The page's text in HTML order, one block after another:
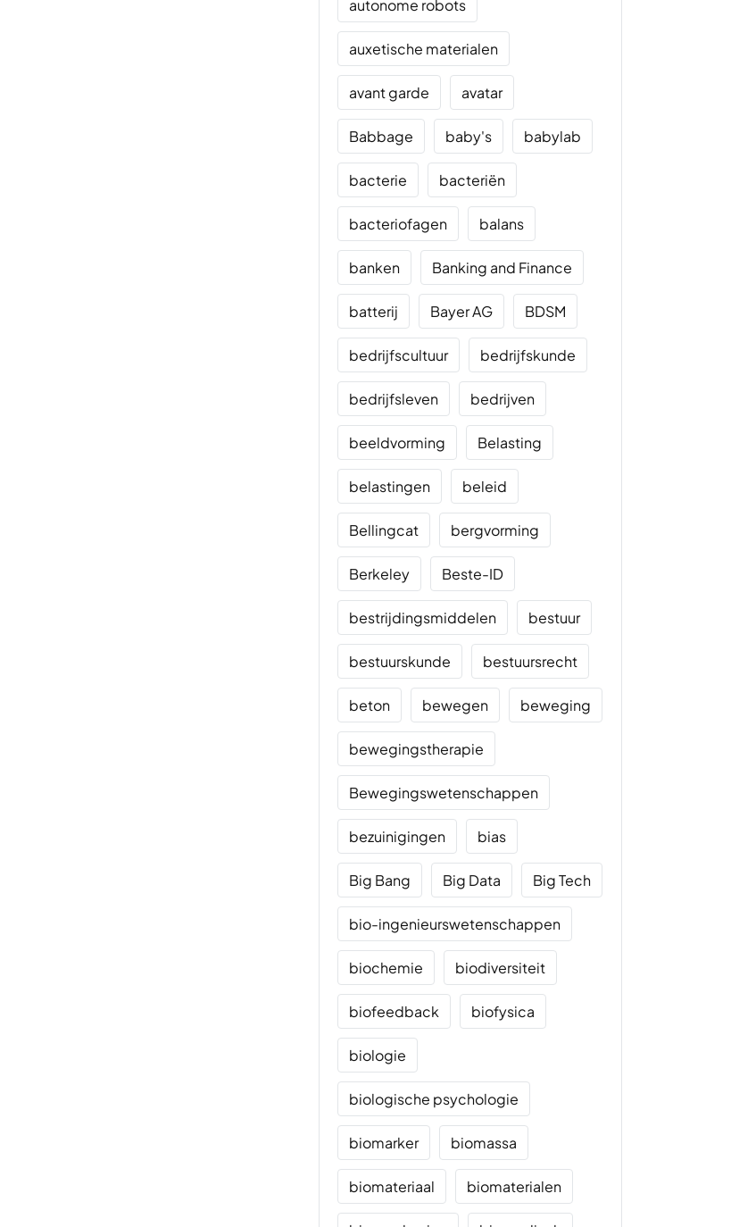
autonome robots
auxetische materialen
avant garde avatar
Babbage baby's babylab
bacterie bacteriën
bacteriofagen balans
banken Banking and Finance
batterij Bayer AG BDSM
bedrijfscultuur bedrijfskunde
bedrijfsleven bedrijven
beeldvorming Belasting
belastingen beleid
Bellingcat bergvorming
Berkeley Beste-ID
bestrijdingsmiddelen bestuur
bestuurskunde bestuursrecht
beton bewegen beweging
bewegingstherapie
Bewegingswetenschappen
bezuinigingen bias
Big Bang Big Data Big Tech
bio-ingenieurswetenschappen
biochemie biodiversiteit
biofeedback biofysica
biologie
biologische psychologie
biomarker biomassa
biomateriaal biomaterialen